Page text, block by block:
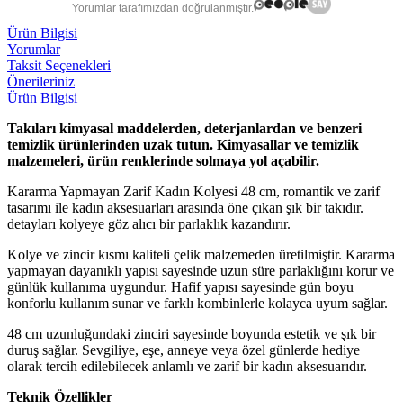
Yorumlar tarafımızdan doğrulanmıştır.
Ürün Bilgisi
Yorumlar
Taksit Seçenekleri
Önerileriniz
Ürün Bilgisi
Takıları kimyasal maddelerden, deterjanlardan ve benzeri
temizlik ürünlerinden uzak tutun. Kimyasallar ve temizlik
malzemeleri, ürün renklerinde solmaya yol açabilir.
Kararma Yapmayan Zarif Kadın Kolyesi 48 cm, romantik ve zarif
tasarımı ile kadın aksesuarları arasında öne çıkan şık bir takıdır.
detayları kolyeye göz alıcı bir parlaklık kazandırır.
Kolye ve zincir kısmı kaliteli çelik malzemeden üretilmiştir. Kararma
yapmayan dayanıklı yapısı sayesinde uzun süre parlaklığını korur ve
günlük kullanıma uygundur. Hafif yapısı sayesinde gün boyu
konforlu kullanım sunar ve farklı kombinlerle kolayca uyum sağlar.
48 cm uzunluğundaki zinciri sayesinde boyunda estetik ve şık bir
duruş sağlar. Sevgiliye, eşe, anneye veya özel günlerde hediye
olarak tercih edilebilecek anlamlı ve zarif bir kadın aksesuarıdır.
Teknik Özellikler